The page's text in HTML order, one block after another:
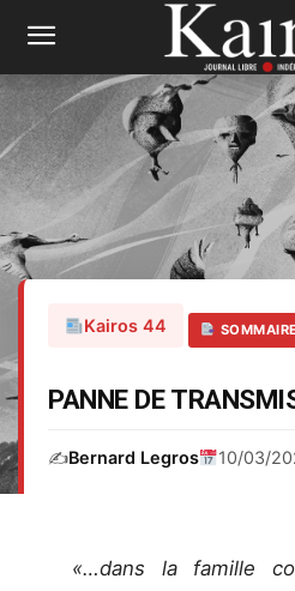
Kairos 44
PANNE DE
✍️Bernard Legros 10/03/
«…dans la famille